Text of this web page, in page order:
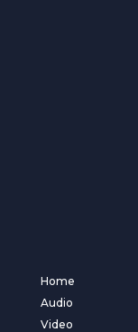
Home
Audio
Video